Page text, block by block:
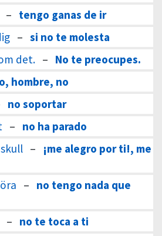
– tengo ganas de ir
– si no te molesta
det. – No te preocupes.
hombre, no
no soportar
– no ha parado
–
¡me alegro por ti!, me
– no tengo nada que
– no te toca a ti